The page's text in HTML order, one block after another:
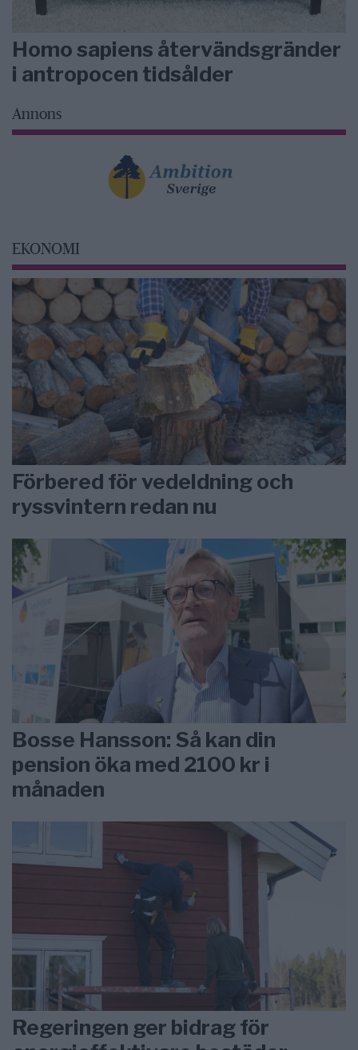
Homo sapiens återvändsgränder
i antropocen tidsålder
Annons
EKONOMI
Förbered för vedeldning och
ryssvintern redan nu
Bosse Hansson: Så kan din
pension öka med 2100 kr i
månaden
Regeringen ger bidrag för